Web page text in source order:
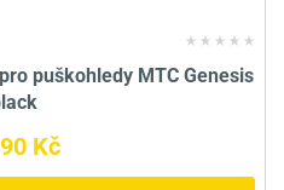
puškohledy MTC Genesis
Kč